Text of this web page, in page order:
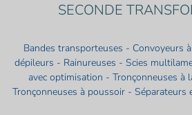
SECONDE
Bandes transporteuses - Convoyeurs
dépileurs - Rainureuses - Scies
avec optimisation - Tronçonneuses à
Tronçonneuses à poussoir - Séparateurs